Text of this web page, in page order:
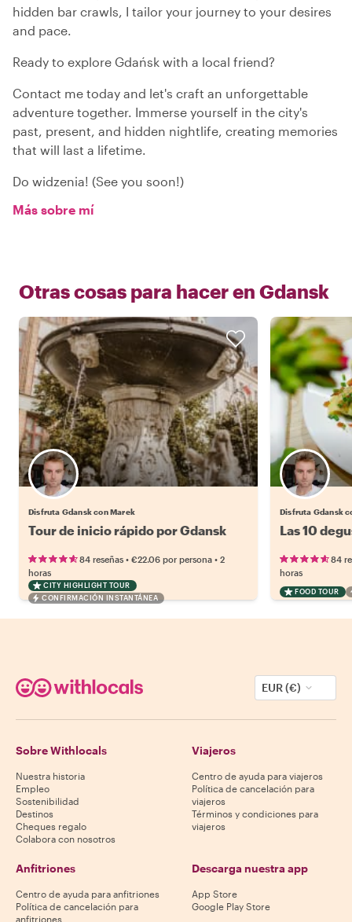
hidden bar crawls, I tailor your journey to your desires
and pace.
Ready to explore Gdańsk with a local friend?
Contact me today and let's craft an unforgettable
adventure together. Immerse yourself in the city's
past, present, and hidden nightlife, creating memories
that will last a lifetime.
Do widzenia! (See you soon!)
Más sobre mí
Otras cosas para hacer en Gdansk
Disfruta Gdansk con Marek
Tour de inicio rápido por Gdansk
84 reseñas • €22.06 por persona • 2
horas
CITY HIGHLIGHT TOUR
CONFIRMACIÓN INSTANTÁNEA
Disfruta Gdansk
Las 10
84
horas
FOOD TOUR
EUR (€)
Sobre Withlocals
Nuestra historia
Empleo
Sostenibilidad
Destinos
Cheques regalo
Colabora con nosotros
Viajeros
Centro de ayuda para viajeros
Política de cancelación para
viajeros
Términos y condiciones para
viajeros
Anfitriones
Centro de ayuda para anfitriones
Política de cancelación para
anfitriones
Descarga nuestra app
App Store
Google Play Store